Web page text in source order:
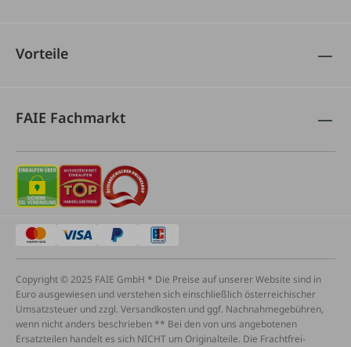
Vorteile
FAIE Fachmarkt
Copyright © 2025 FAIE GmbH * Die Preise auf unserer Website sind in
Euro ausgewiesen und verstehen sich einschließlich österreichischer
Umsatzsteuer und zzgl. Versandkosten und ggf. Nachnahmegebühren,
wenn nicht anders beschrieben ** Bei den von uns angebotenen
Ersatzteilen handelt es sich NICHT um Originalteile. Die Frachtfrei-